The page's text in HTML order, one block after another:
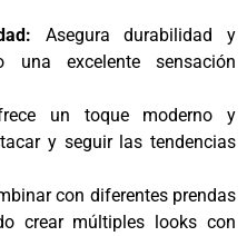
Asegura durabilidad y
una excelente sensación
un toque moderno y
y seguir las tendencias
con diferentes prendas
crear múltiples looks con